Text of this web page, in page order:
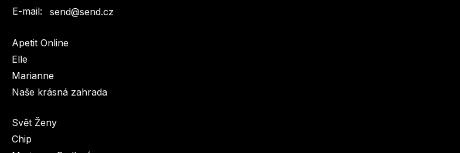
E-mail:
send@send.cz
Apetit Online
Elle
Marianne
Naše krásná zahrada
Svět Ženy
Chip